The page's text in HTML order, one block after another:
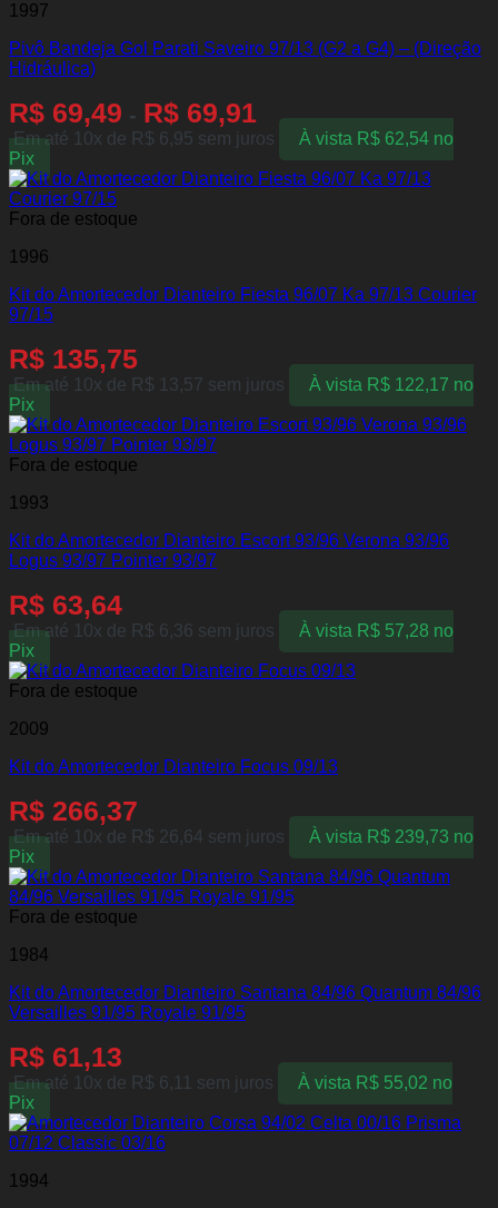
1997
Pivô Bandeja Gol Parati Saveiro 97/13 (G2 a G4) – (Direção
Hidráulica)
R$ 69,49 - R$ 69,91
Em até 10x de R$ 6,95 sem juros À vista R$62,54 no
Pix
Fora de estoque
1996
Kit do Amortecedor Dianteiro Fiesta 96/07 Ka 97/13 Courier
97/15
R$ 135,75
Em até 10x de R$ 13,57 sem juros À vista R$122,17 no
Pix
Fora de estoque
1993
Kit do Amortecedor Dianteiro Escort 93/96 Verona 93/96
Logus 93/97 Pointer 93/97
R$ 63,64
Em até 10x de R$ 6,36 sem juros À vista R$57,28 no
Pix
Fora de estoque
2009
Kit do Amortecedor Dianteiro Focus 09/13
R$ 266,37
Em até 10x de R$ 26,64 sem juros À vista R$239,73 no
Pix
Fora de estoque
1984
Kit do Amortecedor Dianteiro Santana 84/96 Quantum 84/96
Versailles 91/95 Royale 91/95
R$ 61,13
Em até 10x de R$ 6,11 sem juros À vista R$55,02 no
Pix
1994